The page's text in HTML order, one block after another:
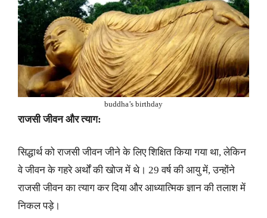
buddha’s birthday
राजसी जीवन और त्याग:
सिद्धार्थ को राजसी जीवन जीने के लिए शिक्षित किया गया था, लेकिन
वे जीवन के गहरे अर्थों की खोज में थे। 29 वर्ष की आयु में, उन्होंने
राजसी जीवन का त्याग कर दिया और आध्यात्मिक ज्ञान की तलाश में
निकल पड़े।